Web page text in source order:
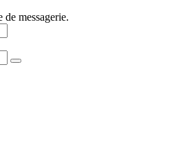
messagerie.